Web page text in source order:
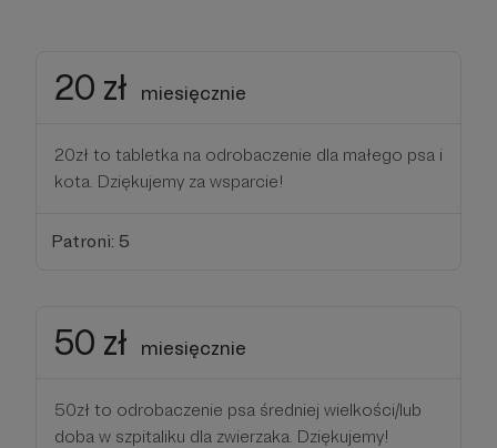
20 zł miesięcznie
20zł to tabletka na odrobaczenie dla małego psa i
kota. Dziękujemy za wsparcie!
Patroni: 5
50 zł miesięcznie
50zł to odrobaczenie psa średniej wielkości/lub
doba w szpitaliku dla zwierzaka. Dziękujemy!